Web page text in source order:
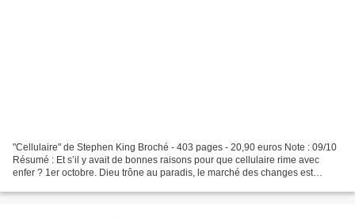
"Cellulaire" de Stephen King Broché - 403 pages - 20,90 euros Note : 09/10
Résumé : Et s’il y avait de bonnes raisons pour que cellulaire rime avec
enfer ? 1er octobre. Dieu trône au paradis, le marché des changes est